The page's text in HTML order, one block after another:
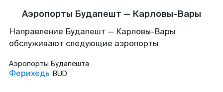
Аэропорты Будапешт — Карловы-Вары
Направление Будапешт — Карловы-Вары
обслуживают следующие аэропорты
Аэропорты Будапешта
Ферихедь BUD